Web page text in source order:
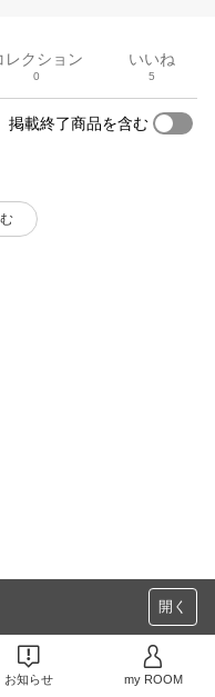
レクション
0
いいね
5
掲載終了商品を含む
開く
お知らせ my ROOM